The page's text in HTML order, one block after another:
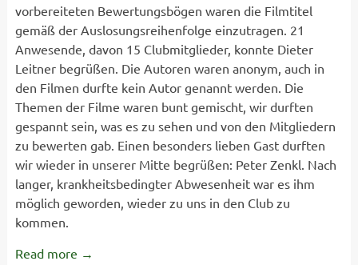
vorbereiteten Bewertungsbögen waren die Filmtitel
gemäß der Auslosungsreihenfolge einzutragen. 21
Anwesende, davon 15 Clubmitglieder, konnte Dieter
Leitner begrüßen. Die Autoren waren anonym, auch in
den Filmen durfte kein Autor genannt werden. Die
Themen der Filme waren bunt gemischt, wir durften
gespannt sein, was es zu sehen und von den Mitgliedern
zu bewerten gab. Einen besonders lieben Gast durften
wir wieder in unserer Mitte begrüßen: Peter Zenkl. Nach
langer, krankheitsbedingter Abwesenheit war es ihm
möglich geworden, wieder zu uns in den Club zu
kommen.
Read more →